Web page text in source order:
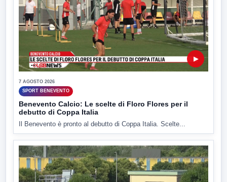
▶
7 AGOSTO 2026
SPORT BENEVENTO
Benevento Calcio: Le scelte di Floro Flores per il
debutto di Coppa Italia
Il Benevento è pronto al debutto di Coppa Italia. Scelte...